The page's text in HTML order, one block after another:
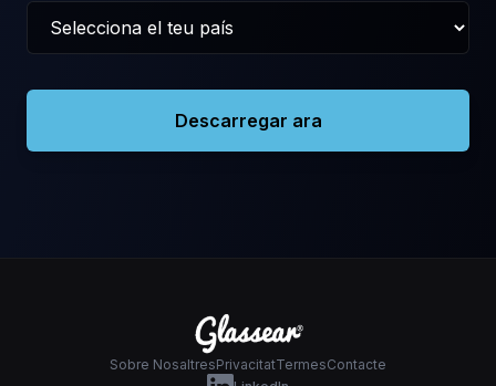
Descarregar ara
Sobre NosaltresPrivacitatTermesContacte